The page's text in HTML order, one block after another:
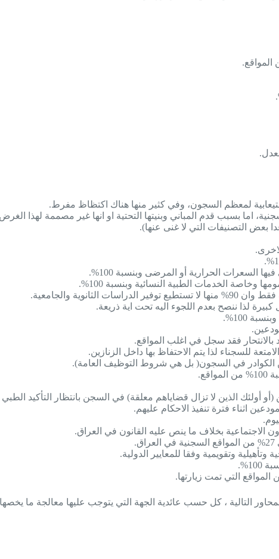
بعض التصنيفات التي لا غنى عنها).
السعرات الحرارية أو المرضى وبنسبة 100%.
وخاصة الخدمات الطبية النسائية وبنسبة 100%.
لذا ننصح بعدم اللجوء اليه تحت اية ذريعة.
100%.
الكوادر في السجون( بل هي شروط التوظيف العامة).
الاجتماعية بخلاف ما ينص عليه القانون في العراق.
التالية ، كل حسب عائدية الجهة التي يتوجب عليها معالجة ما